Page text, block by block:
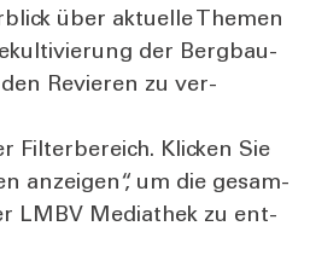
über aktu­el­le The­men
der Berg­bau­
Revie­ren zu ver­
Fil­ter­be­reich. Kli­cken Sie
anzei­gen“, um die gesam­
LMBV Media­thek zu ent­